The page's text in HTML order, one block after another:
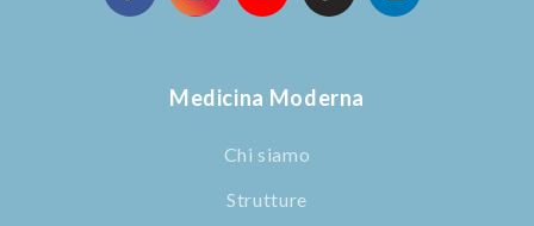
Medicina Moderna
Chi siamo
Strutture